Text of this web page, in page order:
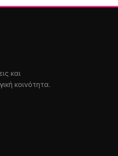
και
κοινότητα.